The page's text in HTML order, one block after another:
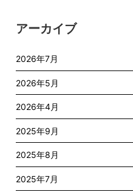
アーカイブ
2026年7月
2026年5月
2026年4月
2025年9月
2025年8月
2025年7月